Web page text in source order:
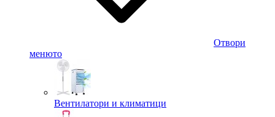
Отвори
менюто
Вентилатори и климатици